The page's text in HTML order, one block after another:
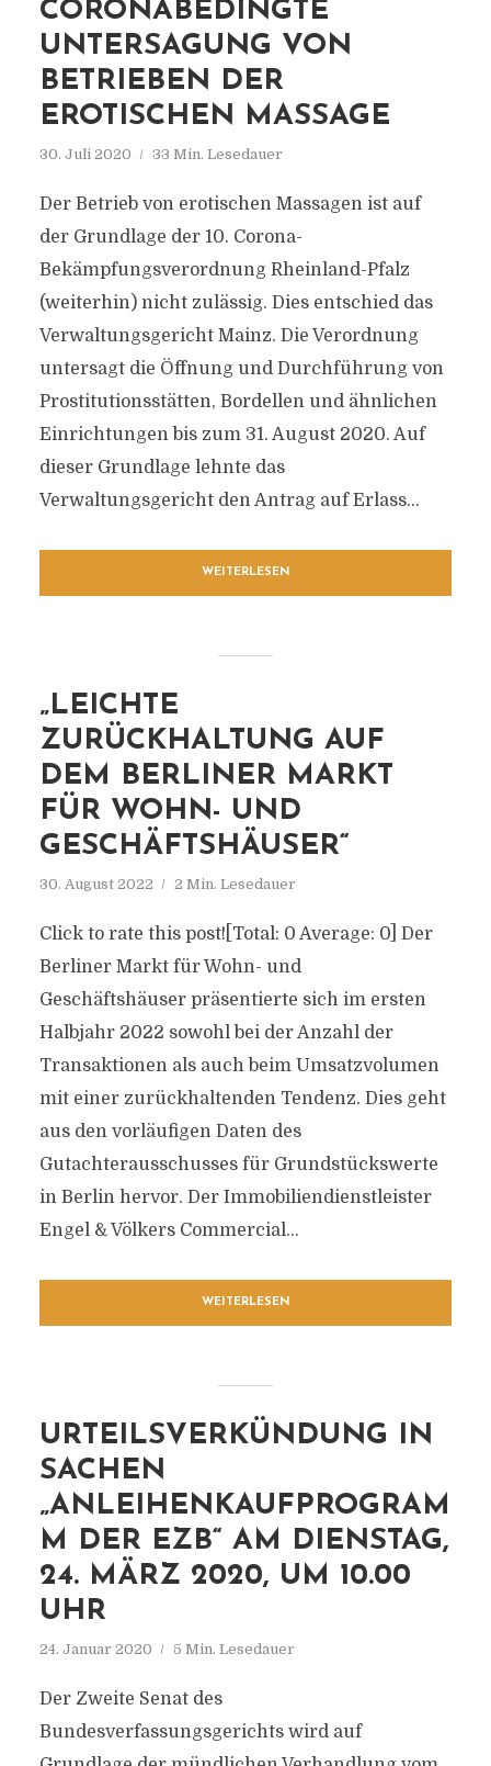
CORONABEDINGTE
UNTERSAGUNG VON
BETRIEBEN DER
EROTISCHEN MASSAGE
30. Juli 2020 33 Min. Lesedauer
Der Betrieb von erotischen Massagen ist auf
der Grundlage der 10. Corona-
Bekämpfungsverordnung Rheinland-Pfalz
(weiterhin) nicht zulässig. Dies entschied das
Verwaltungsgericht Mainz. Die Verordnung
untersagt die Öffnung und Durchführung von
Prostitutionsstätten, Bordellen und ähnlichen
Einrichtungen bis zum 31. August 2020. Auf
dieser Grundlage lehnte das
Verwaltungsgericht den Antrag auf Erlass...
WEITERLESEN
„LEICHTE
ZURÜCKHALTUNG AUF
DEM BERLINER MARKT
FÜR WOHN- UND
GESCHÄFTSHÄUSER“
30. August 2022 2 Min. Lesedauer
Click to rate this post![Total: 0 Average: 0] Der
Berliner Markt für Wohn- und
Geschäftshäuser präsentierte sich im ersten
Halbjahr 2022 sowohl bei der Anzahl der
Transaktionen als auch beim Umsatzvolumen
mit einer zurückhaltenden Tendenz. Dies geht
aus den vorläufigen Daten des
Gutachterausschusses für Grundstückswerte
in Berlin hervor. Der Immobiliendienstleister
Engel & Völkers Commercial...
WEITERLESEN
URTEILSVERKÜNDUNG IN
SACHEN
„ANLEIHENKAUFPROGRAM
M DER EZB“ AM DIENSTAG,
24. MÄRZ 2020, UM 10.00
UHR
24. Januar 2020 5 Min. Lesedauer
Der Zweite Senat des
Bundesverfassungsgerichts wird auf